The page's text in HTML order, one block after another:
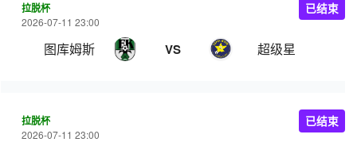
拉脱杯
2026-07-11 23:00
图库姆斯 VS 超级星
已结束
拉脱杯
2026-07-11 23:00
已结束